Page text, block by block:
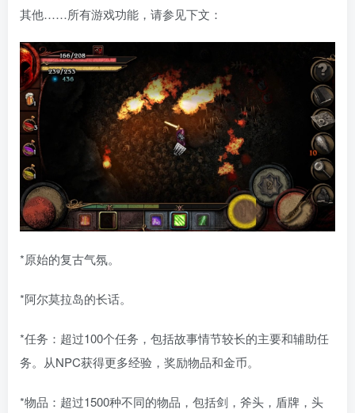
其他……所有游戏功能，请参见下文：
*原始的复古气氛。
*阿尔莫拉岛的长话。
*任务：超过100个任务，包括故事情节较长的主要和辅助任
务。从NPC获得更多经验，奖励物品和金币。
*物品：超过1500种不同的物品，包括剑，斧头，盾牌，头